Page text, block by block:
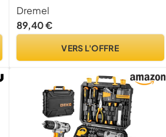
Adaptation 25 Accessoires, Vitesse
Variable 10000-33000 tr/min pour
Découper, Poncer, Percer, Nettoyer,
Dremel
89,40 €
VERS L'OFFRE